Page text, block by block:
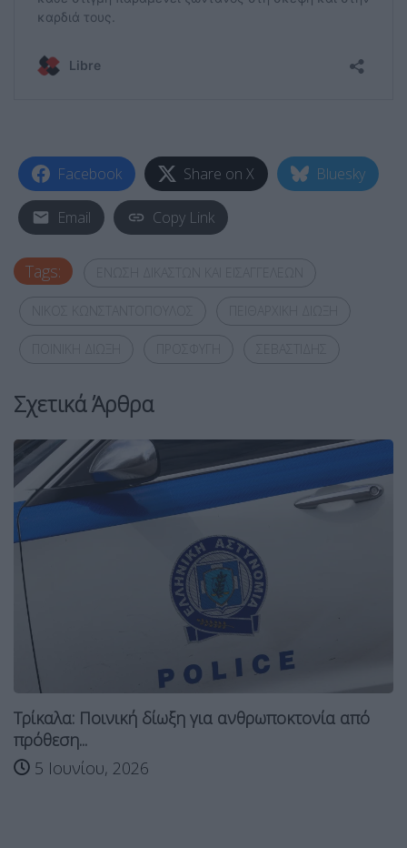
Facebook Share on X Bluesky
Email Copy Link
Tags:
Σχετικά Άρθρα
Τρίκαλα: Ποινική δίωξη για ανθρωποκτονία από
πρόθεση...
5 Ιουνίου, 2026